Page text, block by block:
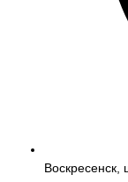
Воскресенск,